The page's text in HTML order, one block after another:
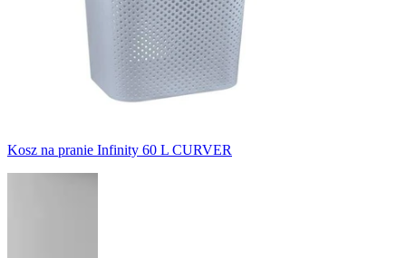
Kosz na pranie Infinity 60 L CURVER